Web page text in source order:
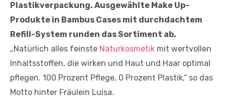
Plastikverpackung. Ausgewählte Make Up-
Produkte in Bambus Cases mit durchdachtem
Refill-System runden das Sortiment ab.
„Natürlich alles feinste Naturkosmetik mit wertvollen
Inhaltsstoffen, die wirken und Haut und Haar optimal
pflegen. 100 Prozent Pflege, 0 Prozent Plastik,“ so das
Motto hinter Fräulein Luisa.